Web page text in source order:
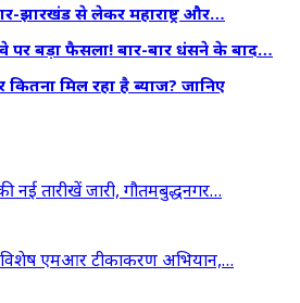
झारखंड से लेकर महाराष्ट्र और…
पर बड़ा फैसला! बार-बार धंसने के बाद…
मिल रहा है ब्याज? जानिए
नई तारीखें जारी, गौतमबुद्धनगर…
एमआर टीकाकरण अभियान,…